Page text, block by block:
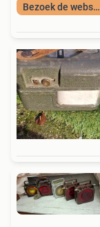
Bezoek de webshop